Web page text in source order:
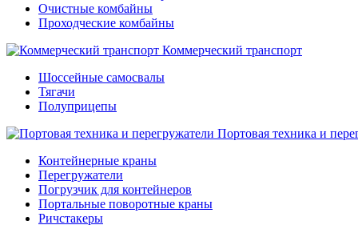
Очистные комбайны
Проходческие комбайны
Коммерческий транспорт
Шоссейные самосвалы
Тягачи
Полуприцепы
Портовая техника и
Контейнерные краны
Перегружатели
Погрузчик для контейнеров
Портальные поворотные краны
Ричстакеры